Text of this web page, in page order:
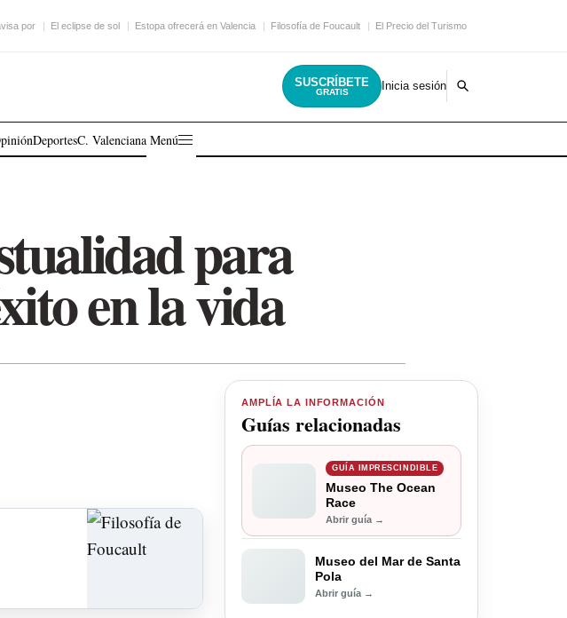
por El eclipse de sol Estopa ofrecerá en Valencia Filosofía de Foucault El Precio del Turismo
SUSCRÍBETE
GRATIS Inicia sesión
DeportesC. Valenciana Menú
para
en la vida
AMPLÍA LA INFORMACIÓN
Guías relacionadas
GUÍA IMPRESCINDIBLE
Museo The Ocean
Race
Abrir guía →
Museo del Mar de Santa
Pola
Abrir guía →